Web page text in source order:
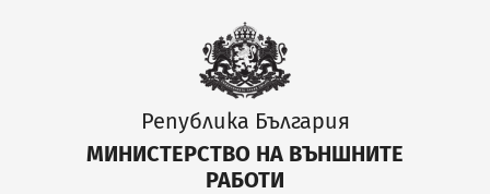
Република България
МИНИСТЕРСТВО НА ВЪНШНИТЕ
РАБОТИ